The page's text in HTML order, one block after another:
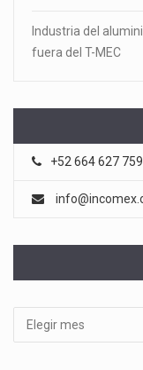
Industria del
fuera del T-MEC
+52 664 627